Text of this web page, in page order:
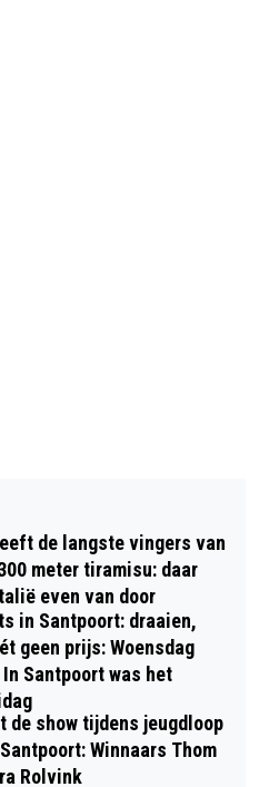
DE UITKIJK’ BIJ
OPENT NIEUWE
IN
de langste vingers van
meter tiramisu: daar
even van door
in Santpoort: draaien,
geen prijs: Woensdag
Santpoort was het
de show tijdens jeugdloop
Winnaars Thom
Rolvink